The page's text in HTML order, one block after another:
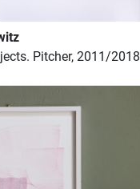
Pitcher, 2011/2018